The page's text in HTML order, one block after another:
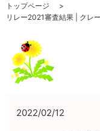
トップページ
リレー2021審査結果 | クレ
2022/02/12